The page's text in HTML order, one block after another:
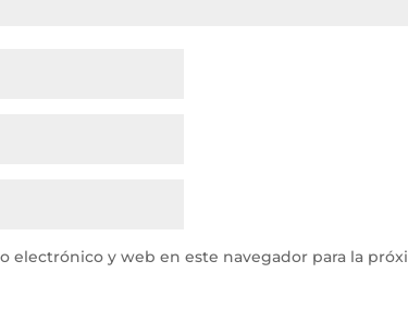
electrónico y web en este navegador para la